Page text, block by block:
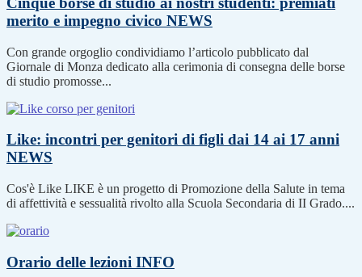
merito e impegno civico NEWS
Con grande orgoglio condividiamo l’articolo pubblicato dal
Giornale di Monza dedicato alla cerimonia di consegna delle borse
di studio promosse...
Like: incontri per genitori di figli dai 14 ai 17 anni
NEWS
Cos'è Like LIKE è un progetto di Promozione della Salute in tema
di affettività e sessualità rivolto alla Scuola Secondaria di II Grado....
Orario delle lezioni INFO